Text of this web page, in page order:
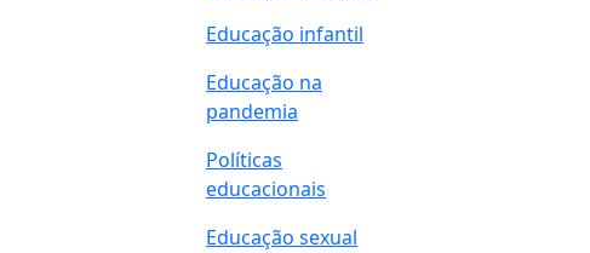
Educação infantil
Educação na
pandemia
Políticas
educacionais
Educação sexual